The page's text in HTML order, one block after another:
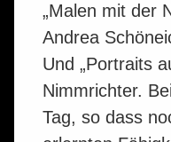
„Malen mit der
Andrea
Und „Portraits
Nimmrichter.
Tag, so dass